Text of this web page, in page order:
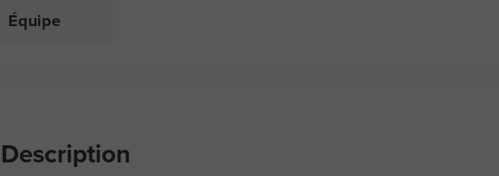
Équipe
Description